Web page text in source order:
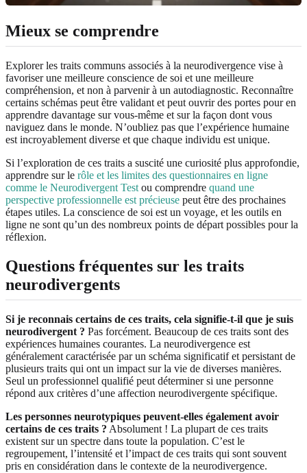
Mieux se comprendre
Explorer les traits communs associés à la neurodivergence vise à
favoriser une meilleure conscience de soi et une meilleure
compréhension, et non à parvenir à un autodiagnostic. Reconnaître
certains schémas peut être validant et peut ouvrir des portes pour en
apprendre davantage sur vous-même et sur la façon dont vous
naviguez dans le monde. N’oubliez pas que l’expérience humaine
est incroyablement diverse et que chaque individu est unique.
Si l’exploration de ces traits a suscité une curiosité plus approfondie,
apprendre sur le rôle et les limites des questionnaires en ligne
comme le Neurodivergent Testou comprendre quand une
perspective professionnelle est précieuse peut être des prochaines
étapes utiles. La conscience de soi est un voyage, et les outils en
ligne ne sont qu’un des nombreux points de départ possibles pour la
réflexion.
Questions fréquentes sur les traits
neurodivergents
Si je reconnais certains de ces traits, cela signifie-t-il que je suis
neurodivergent ? Pas forcément. Beaucoup de ces traits sont des
expériences humaines courantes. La neurodivergence est
généralement caractérisée par un schéma significatif et persistant de
plusieurs traits qui ont un impact sur la vie de diverses manières.
Seul un professionnel qualifié peut déterminer si une personne
répond aux critères d’une affection neurodivergente spécifique.
Les personnes neurotypiques peuvent-elles également avoir
certains de ces traits ? Absolument ! La plupart de ces traits
existent sur un spectre dans toute la population. C’est le
regroupement, l’intensité et l’impact de ces traits qui sont souvent
pris en considération dans le contexte de la neurodivergence.